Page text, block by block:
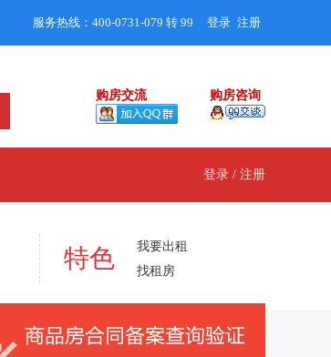
服务热线：400-0731-079 转 99 登录 注册
购房交流
购房咨询
登录 / 注册
特色
我要出租
找租房